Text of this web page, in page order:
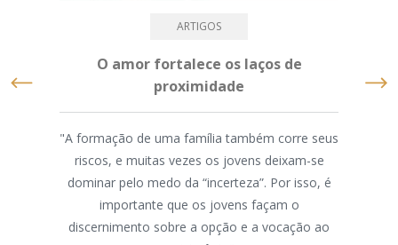
ARTIGOS
O amor fortalece os laços de
proximidade
"A formação de uma família também corre seus
riscos, e muitas vezes os jovens deixam-se
dominar pelo medo da “incerteza”. Por isso, é
importante que os jovens façam o
discernimento sobre a opção e a vocação ao